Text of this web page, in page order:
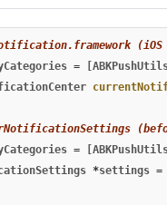
(iOS
=
=
*settings =